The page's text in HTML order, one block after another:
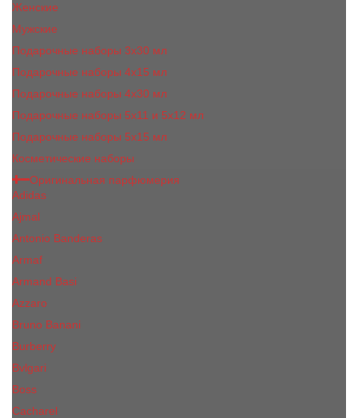
Женские
Мужские
Подарочные наборы 3х30 мл
Подарочные наборы 4x15 мл
Подарочные наборы 4x30 мл
Подарочные наборы 5x11 и 5х12 мл
Подарочные наборы 5x15 мл
Косметические наборы
Оригинальная парфюмерия
Adidas
Ajmal
Antonio Banderas
Armaf
Armand Basi
Azzaro
Bruno Banani
Burberry
Bvlgari
Boss
Cacharel